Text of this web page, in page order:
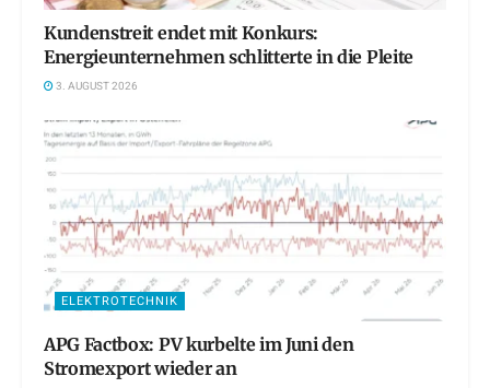
Kundenstreit endet mit Konkurs:
Energieunternehmen schlitterte in die Pleite
3. AUGUST 2026
ELEKTROTECHNIK
APG Factbox: PV kurbelte im Juni den
Stromexport wieder an